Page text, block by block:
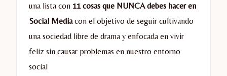
una lista con 11 cosas que NUNCA debes hacer en
Social Mediacon el objetivo de seguir cultivando
una sociedad libre de drama y enfocada en vivir
feliz sin causar problemas en nuestro entorno
social